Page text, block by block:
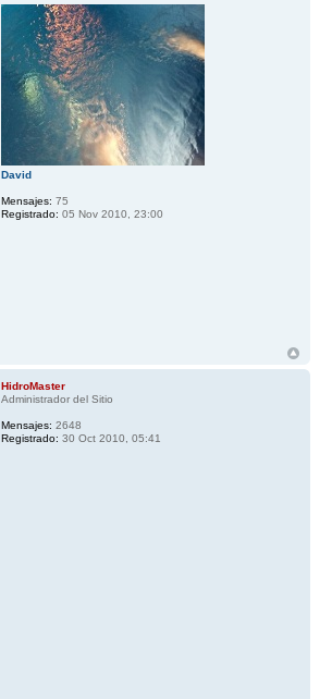
David
Mensajes: 75
Registrado: 05 Nov 2010, 23:00
HidroMaster
Administrador del Sitio
Mensajes: 2648
Registrado: 30 Oct 2010, 05:41